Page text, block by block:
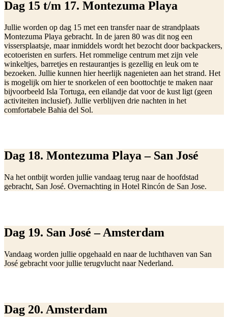
Dag 15 t/m 17. Montezuma Playa
Jullie worden op dag 15 met een transfer naar de strandplaats
Montezuma Playa gebracht. In de jaren 80 was dit nog een
vissersplaatsje, maar inmiddels wordt het bezocht door backpackers,
ecotoeristen en surfers. Het rommelige centrum met zijn vele
winkeltjes, barretjes en restaurantjes is gezellig en leuk om te
bezoeken. Jullie kunnen hier heerlijk nagenieten aan het strand. Het
is mogelijk om hier te snorkelen of een boottochtje te maken naar
bijvoorbeeld Isla Tortuga, een eilandje dat voor de kust ligt (geen
activiteiten inclusief). Jullie verblijven drie nachten in het
comfortabele Bahia del Sol.
Dag 18. Montezuma Playa – San José
Na het ontbijt worden jullie vandaag terug naar de hoofdstad
gebracht, San José. Overnachting in Hotel Rincón de San Jose.
Dag 19. San José – Amsterdam
Vandaag worden jullie opgehaald en naar de luchthaven van San
José gebracht voor jullie terugvlucht naar Nederland.
Dag 20. Amsterdam